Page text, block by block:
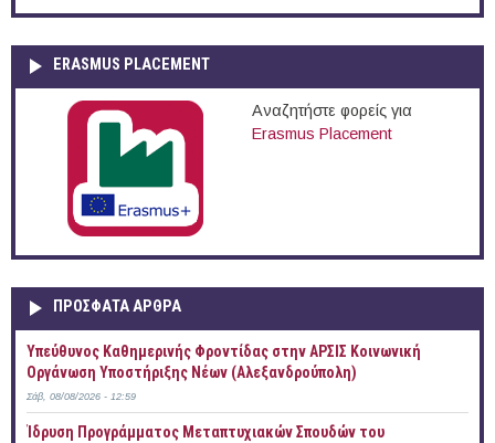
ERASMUS PLACEMENT
Αναζητήστε φορείς για
Erasmus Placement
ΠΡOΣΦΑΤΑ AΡΘΡΑ
Yπεύθυνος Καθημερινής Φροντίδας στην ΑΡΣΙΣ Κοινωνική
Οργάνωση Υποστήριξης Νέων (Αλεξανδρούπολη)
Σάβ, 08/08/2026 - 12:59
Ίδρυση Προγράμματος Μεταπτυχιακών Σπουδών του